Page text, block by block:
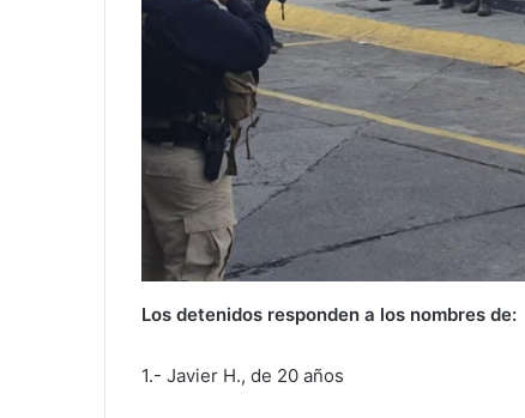
Los detenidos responden a los nombres de:
1.- Javier H., de 20 años